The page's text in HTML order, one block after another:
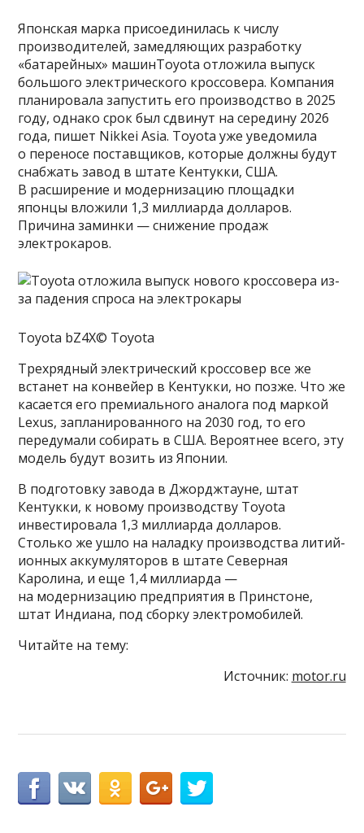
Японская марка присоединилась к числу
производителей, замедляющих разработку
«батарейных» машинToyota отложила выпуск
большого электрического кроссовера. Компания
планировала запустить его производство в 2025
году, однако срок был сдвинут на середину 2026
года, пишет Nikkei Asia. Toyota уже уведомила
о переносе поставщиков, которые должны будут
снабжать завод в штате Кентукки, США.
В расширение и модернизацию площадки
японцы вложили 1,3 миллиарда долларов.
Причина заминки — снижение продаж
электрокаров.
Toyota bZ4X© Toyota
Трехрядный электрический кроссовер все же
встанет на конвейер в Кентукки, но позже. Что же
касается его премиального аналога под маркой
Lexus, запланированного на 2030 год, то его
передумали собирать в США. Вероятнее всего, эту
модель будут возить из Японии.
В подготовку завода в Джорджтауне, штат
Кентукки, к новому производству Toyota
инвестировала 1,3 миллиарда долларов.
Столько же ушло на наладку производства литий-
ионных аккумуляторов в штате Северная
Каролина, и еще 1,4 миллиарда —
на модернизацию предприятия в Принстоне,
штат Индиана, под сборку электромобилей.
Читайте на тему:
Источник: motor.ru